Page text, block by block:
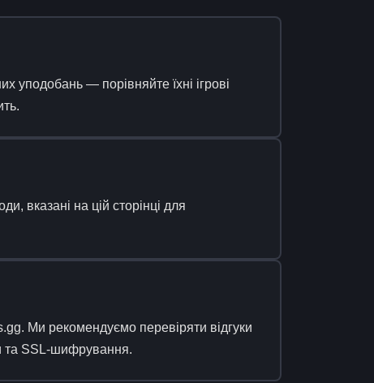
уподобань — порівняйте їхні ігрові
вказані на цій сторінці для
Ми рекомендуємо перевіряти відгуки
та SSL-шифрування.